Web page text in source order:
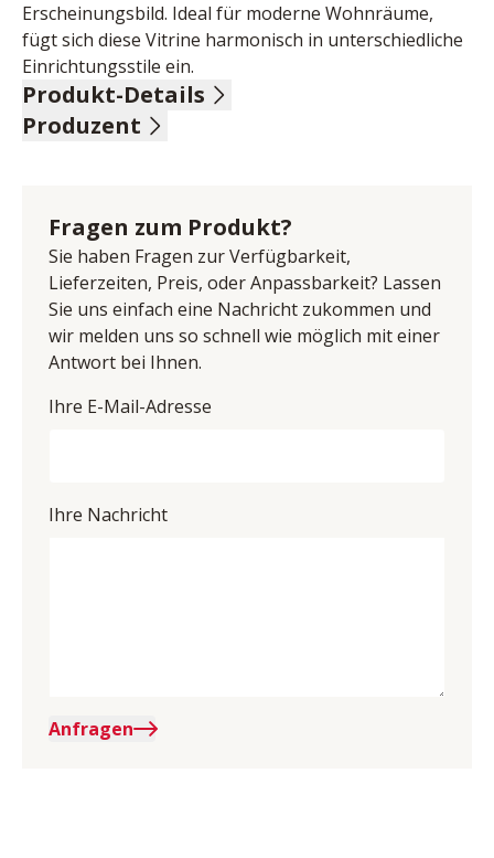
Erscheinungsbild. Ideal für moderne Wohnräume,
fügt sich diese Vitrine harmonisch in unterschiedliche
Einrichtungsstile ein.
Produkt-Details
Front modern white tiefzieh Nachbildung, Korpus
anthrazit, Metallkufen anthrazitfarbig, 2
Holz-/Glastüren, BHT ca. 100/185/37 cm
Produzent
E-Mail-Adresse: steinhage@mca-furniture.de
UID (Umsatzsteuer-Identifikationsnummer): DE
814860209
Fragen zum Produkt?
Sie haben Fragen zur Verfügbarkeit,
Lieferzeiten, Preis, oder Anpassbarkeit? Lassen
Sie uns einfach eine Nachricht zukommen und
wir melden uns so schnell wie möglich mit einer
Antwort bei Ihnen.
Ihre E-Mail-Adresse
Ihre Nachricht
Anfragen